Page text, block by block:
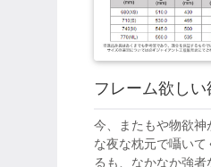
フレーム欲しい
今、またもや物欲
な夜な枕元で囁い
るも、なかなか強